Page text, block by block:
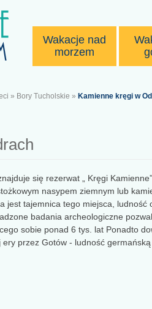
Wakacje nad
morzem
» Bory Tucholskie » Kamienne kręgi w
się rezerwat „ Kręgi
nasypem ziemnym lub
jest tajemnica tego miejsca, ludność
badania archeologiczne
sobie ponad 6 tys. lat Ponadto
przez Gotów - ludność germańską